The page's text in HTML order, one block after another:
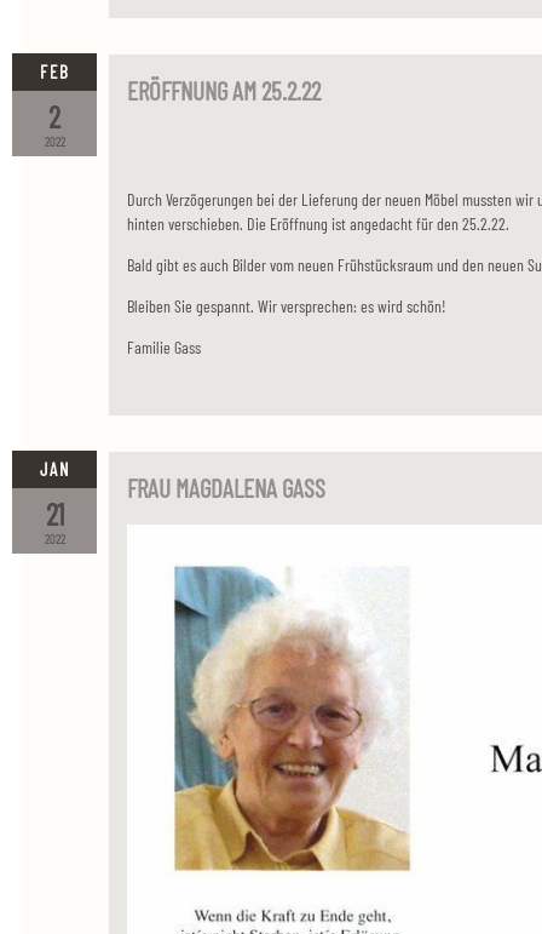
2022
2
FEB
ERÖFFNUNG AM 25.2.22
Durch Verzögerungen bei der Lieferung der neuen Möbel mussten
hinten verschieben. Die Eröffnung ist angedacht für den 25.2.22.
Bald gibt es auch Bilder vom neuen Frühstücksraum und den neuen
Bleiben Sie gespannt. Wir versprechen: es wird schön!
Familie Gass
2022
21
JAN
FRAU MAGDALENA GASS